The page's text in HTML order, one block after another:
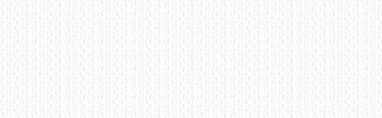
大恐慌でもあなたの資産